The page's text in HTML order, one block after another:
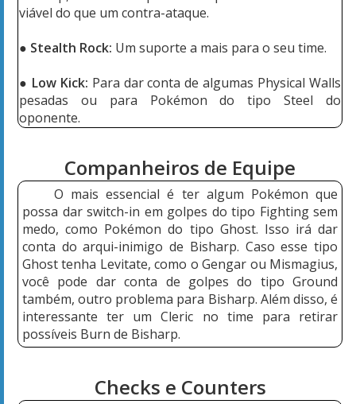
viável do que um contra-ataque.
● Stealth Rock: Um suporte a mais para o seu time.
● Low Kick: Para dar conta de algumas Physical Walls
pesadas ou para Pokémon do tipo Steel do
oponente.
Companheiros de Equipe
O mais essencial é ter algum Pokémon que
possa dar switch-in em golpes do tipo Fighting sem
medo, como Pokémon do tipo Ghost. Isso irá dar
conta do arqui-inimigo de Bisharp. Caso esse tipo
Ghost tenha Levitate, como o Gengar ou Mismagius,
você pode dar conta de golpes do tipo Ground
também, outro problema para Bisharp. Além disso, é
interessante ter um Cleric no time para retirar
possíveis Burn de Bisharp.
Checks e Counters